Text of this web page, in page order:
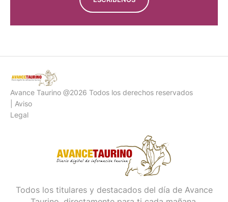
Avance Taurino @2026 Todos los derechos reservados
| Aviso
Legal
Todos los titulares y destacados del día de Avance